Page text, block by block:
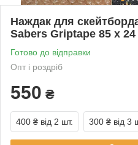
Наждак для
Sabers Griptape 85 x
Готово до відправки
Опт і роздріб
550 ₴
400 ₴ від 2 шт. 300 ₴ від 3